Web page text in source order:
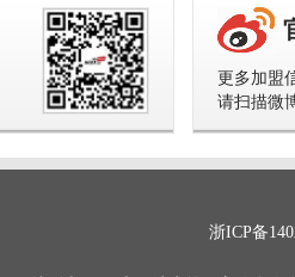
更多加盟
请扫描微
浙ICP备